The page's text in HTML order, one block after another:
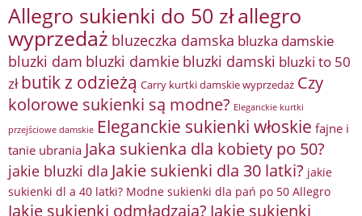
Allegro sukienki do 50 złallegro
wyprzedaż bluzeczka damska bluzka damskie
bluzki dam bluzki damkie bluzki damski bluzki to 50
zł butik z odzieżą Carry kurtki damskie wyprzedaż Czy
kolorowe sukienki są modne? Eleganckie kurtki
przejściowe damskie Eleganckie sukienki włoskie fajne i
tanie ubrania Jaka sukienka dla kobiety po 50?
jakie bluzki dla Jakie sukienki dla 30 latki? jakie
sukienki dl a 40 latki? Modne sukienki dla pań po 50 Allegro
Jakie sukienki odmładzają? Jakie sukienki